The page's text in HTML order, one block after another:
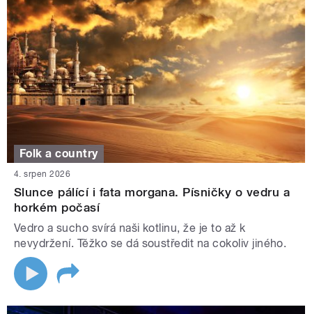
Folk a country
4. srpen 2026
Slunce pálící i fata morgana. Písničky o vedru a
horkém počasí
Vedro a sucho svírá naši kotlinu, že je to až k
nevydržení. Těžko se dá soustředit na cokoliv jiného.